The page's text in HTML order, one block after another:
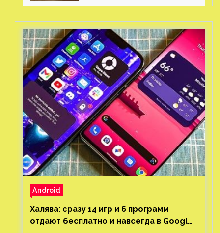
Android
Халява: сразу 14 игр и 6 программ
отдают бесплатно и навсегда в Google